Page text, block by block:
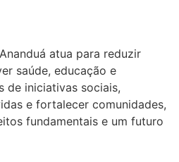
atua para reduzir
saúde, educação e
de iniciativas sociais,
e fortalecer comunidades,
fundamentais e um futuro